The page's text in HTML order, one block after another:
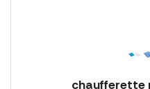
chaufferette